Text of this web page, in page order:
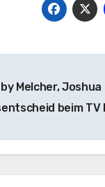
Melcher,
beim